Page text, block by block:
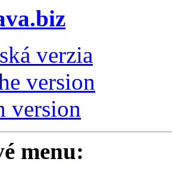
verzia
version
version
menu: